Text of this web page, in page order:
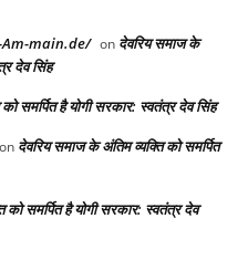
main.de/ on देवरिय समाज के
देव सिंह
समर्पित है योगी सरकार: स्वतंत्र देव सिंह
on देवरिय समाज के अंतिम व्यक्ति को समर्पित
समर्पित है योगी सरकार: स्वतंत्र देव